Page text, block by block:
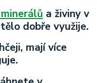
a živiny v
dobře využije.
mají více